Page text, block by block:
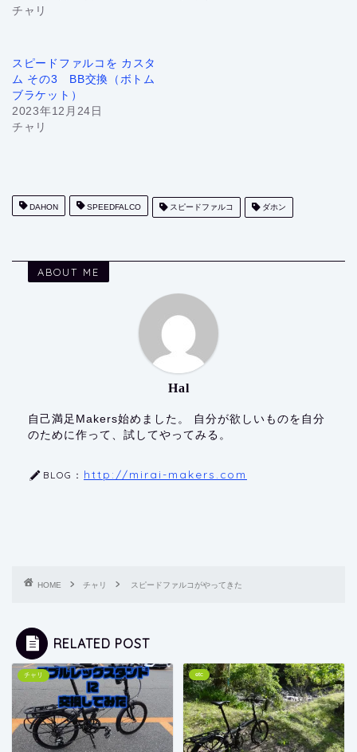
チャリ
スピードファルコを カスタ
ム その3 BB交換（ボトム
ブラケット）
2023年12月24日
チャリ
DAHON SPEEDFALCO スピードファルコ ダホン
ABOUT ME
Hal
自己満足Makers始めました。 自分が欲しいものを自分
のために作って、試してやってみる。
BLOG： http://mirai-makers.com
HOME チャリ スピードファルコがやってきた
RELATED POST
チャリ etc